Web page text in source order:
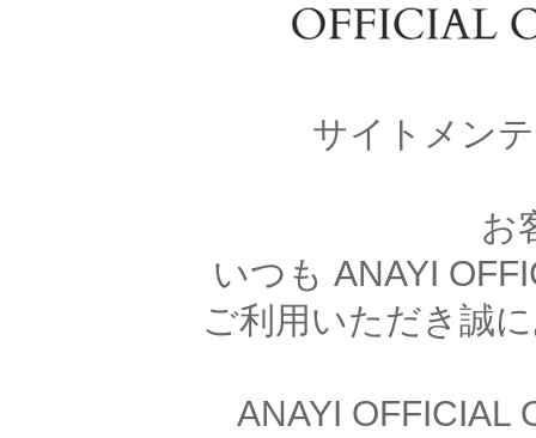
サイトメン
お
いつも ANAYI
ご利用いただき誠
ANAYI OFFICIAL